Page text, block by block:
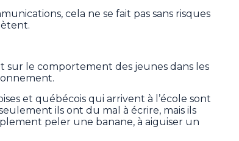
cela ne se fait pas sans risques
sur le comportement des jeunes dans les
et québécois qui arrivent à l’école sont
ils ont du mal à écrire, mais ils
peler une banane, à aiguiser un